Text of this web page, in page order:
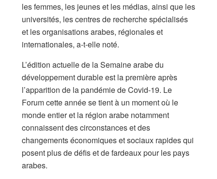
les femmes, les jeunes et les médias, ainsi que les
universités, les centres de recherche spécialisés
et les organisations arabes, régionales et
internationales, a-t-elle noté.
L’édition actuelle de la Semaine arabe du
développement durable est la première après
l’apparition de la pandémie de Covid-19. Le
Forum cette année se tient à un moment où le
monde entier et la région arabe notamment
connaissent des circonstances et des
changements économiques et sociaux rapides qui
posent plus de défis et de fardeaux pour les pays
arabes.